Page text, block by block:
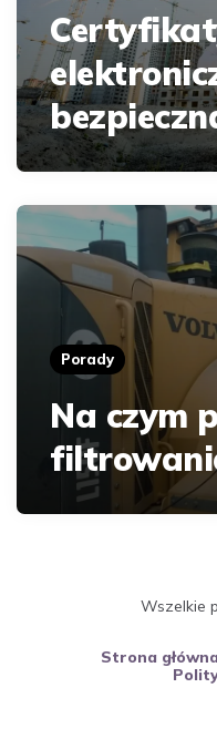
Porady
Na czym
Wszelkie
Strona